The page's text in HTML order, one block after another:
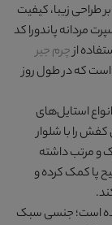
زیبا، کیفیت
پاندورا کد
چرم جیر
که در طول روز
استایل‌های
را با شلوار
مرتب داشته
پا کمک کرده و
است؛ جنسی سبک